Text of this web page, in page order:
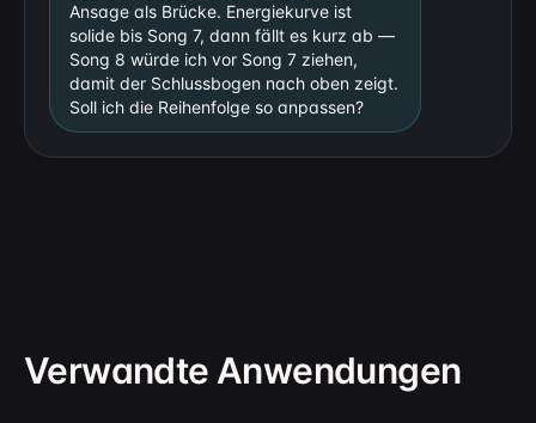
Ansage als Brücke. Energiekurve ist
solide bis Song 7, dann fällt es kurz ab —
Song 8 würde ich vor Song 7 ziehen,
damit der Schlussbogen nach oben zeigt.
Soll ich die Reihenfolge so anpassen?
Verwandte Anwendungen